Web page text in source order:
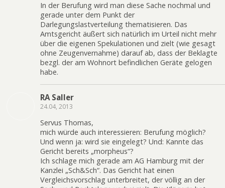
In der Berufung wird man diese Sache nochmal und
gerade unter dem Punkt der
Darlegungslastverteilung thematisieren. Das
Amtsgericht äußert sich natürlich im Urteil nicht mehr
über die eigenen Spekulationen und zielt (wie gesagt
ohne Zeugenvernahme) darauf ab, dass der Beklagte
bezgl. der am Wohnort befindlichen Geräte gelogen
habe.
RA Saller
24.04, 2013
Servus Thomas,
mich würde auch interessieren: Berufung möglich?
Und wenn ja: wird sie eingelegt? Und: Kannte das
Gericht bereits „morpheus“?
Ich schlage mich gerade am AG Hamburg mit der
Kanzlei „Sch&Sch“. Das Gericht hat einen
Vergleichsvorschlag unterbreitet, der völlig an der